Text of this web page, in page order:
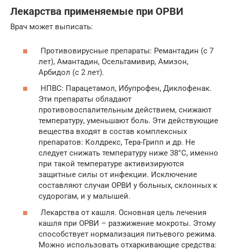
Лекарства применяемые при ОРВИ
Врач может выписать:
Противовирусные препараты: Ремантадин (с 7
лет), Амантадин, Осельтамивир, Амизон,
Арбидол (с 2 лет).
НПВС: Парацетамол, Ибупрофен, Диклофенак.
Эти препараты обладают
противовоспалительным действием, снижают
температуру, уменьшают боль. Эти действующие
вещества входят в состав комплексных
препаратов: Колдрекс, Тера-Грипп и др. Не
следует снижать температуру ниже 38°С, именно
при такой температуре активизируются
защитные силы от инфекции. Исключение
составляют случаи ОРВИ у больных, склонных к
судорогам, и у малышей.
Лекарства от кашля. Основная цель лечения
кашля при ОРВИ – разжижение мокроты. Этому
способствует нормализация питьевого режима.
Можно использовать отхаркивающие средства: